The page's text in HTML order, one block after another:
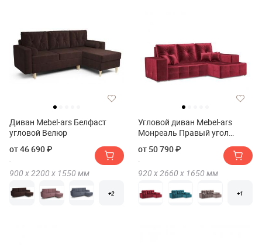
Диван Mebel-ars Белфаст
угловой Велюр
от 46 690 ₽
900 х2200 х 1550 мм
+2
Угловой диван Mebel-ars
Монреаль Правый угол
от 50 790 ₽
920 х2660 х 1650 мм
+1